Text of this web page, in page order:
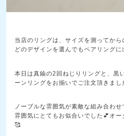
当店のリングは、サイズを測ってから
どのデザインを選んでもペアリングに
本日は真鍮の2回ねじりリングと、黒
ーンリングをお揃いでご注文頂きまし
ノーブルな雰囲気が素敵な組み合わ
雰囲気にとてもお似合いでした💕オ
🥰